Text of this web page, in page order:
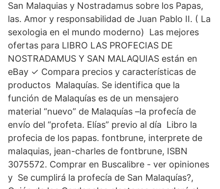
San Malaquias y Nostradamus sobre los Papas,
las. Amor y responsabilidad de Juan Pablo II. ( La
sexologia en el mundo moderno) Las mejores
ofertas para LIBRO LAS PROFECIAS DE
NOSTRADAMUS Y SAN MALAQUIAS están en
eBay ✓ Compara precios y características de
productos Malaquías. Se identifica que la
función de Malaquías es de un mensajero
material “nuevo” de Malaquías –la profecía de
envío del “profeta. Elías” previo al día Libro la
profecia de los papas. fontbrune, interprete de
malaquias, jean-charles de fontbrune, ISBN
3075572. Comprar en Buscalibre - ver opiniones
y Se cumplirá la profecía de San Malaquías?,